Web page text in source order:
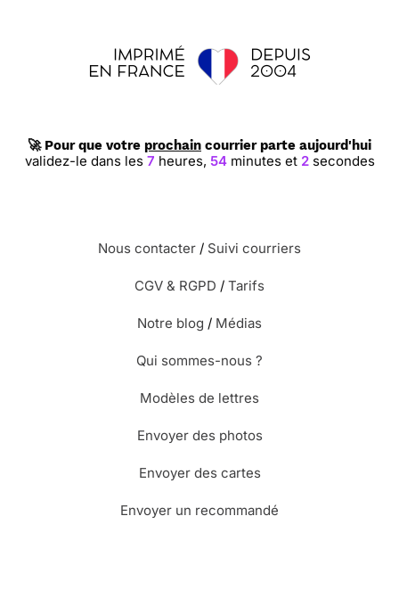
🚀 Pour que votre prochain courrier parte aujourd'hui
validez-le dans les7 heures,54 minutes et1 seconde
Nous contacter / Suivi courriers
CGV & RGPD / Tarifs
Notre blog / Médias
Qui sommes-nous ?
Modèles de lettres
Envoyer des photos
Envoyer des cartes
Envoyer un recommandé